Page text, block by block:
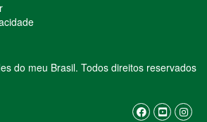
do meu Brasil. Todos direitos reservados